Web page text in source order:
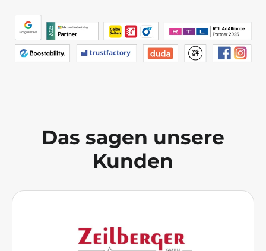
Das sagen unsere
Kunden